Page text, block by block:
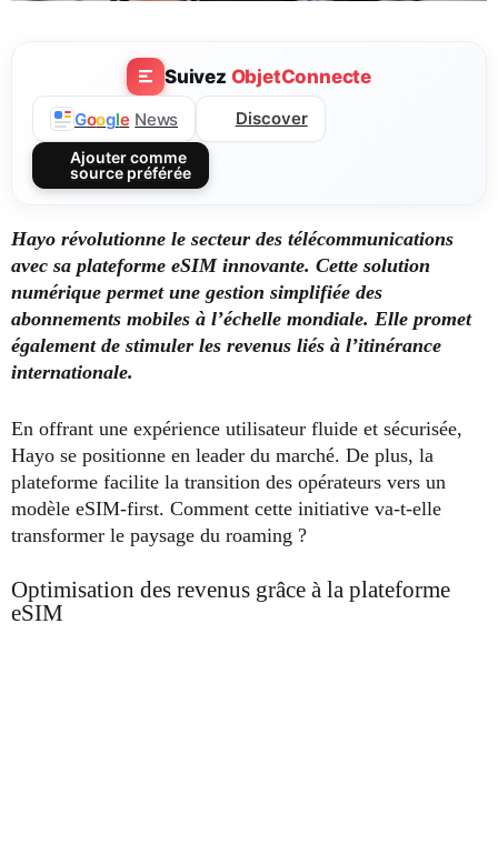
Suivez ObjetConnecte
Google News Discover
Ajouter comme
source préférée
Hayo révolutionne le secteur des télécommunications
avec sa plateforme eSIM innovante. Cette solution
numérique permet une gestion simplifiée des
abonnements mobiles à l’échelle mondiale. Elle promet
également de stimuler les revenus liés à l’itinérance
internationale.
En offrant une expérience utilisateur fluide et sécurisée,
Hayo se positionne en leader du marché. De plus, la
plateforme facilite la transition des opérateurs vers un
modèle eSIM-first. Comment cette initiative va-t-elle
transformer le paysage du roaming ?
Optimisation des revenus grâce à la plateforme
eSIM